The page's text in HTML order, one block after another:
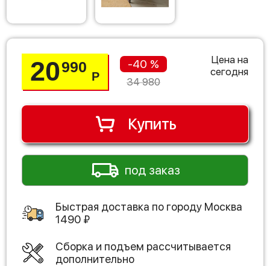
20990
Р
-40 %
34 980
Цена на
сегодня
Купить
под заказ
Быстрая доставка по городу Москва
1490 ₽
Сборка и подъем рассчитывается
дополнительно